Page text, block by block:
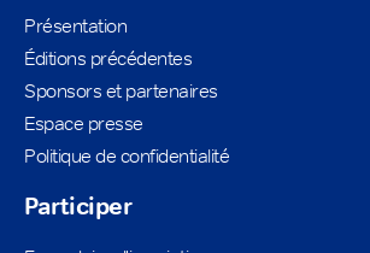
Présentation
Éditions précédentes
Sponsors et partenaires
Espace presse
Politique de confidentialité
Participer